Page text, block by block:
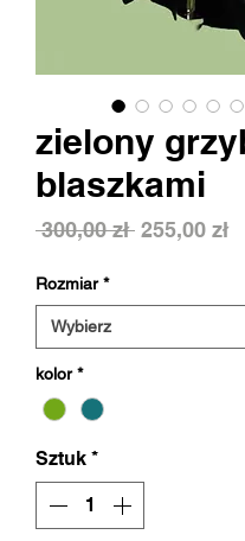
zielony
blaszkami
300,00 zł Regularna
255,00 zł
Rozmiar *
kolor *
Sztuk *